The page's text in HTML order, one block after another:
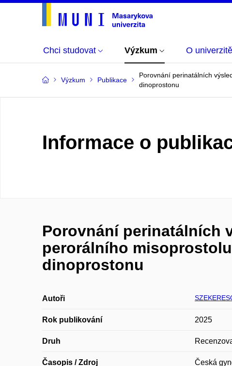
Chci studovat Výzkum O univerzitě
Výzkum Publikace
Porovnání perinatálních
dinoprostonu
Informace o
Porovnání perinatálních
perorálního
dinoprostonu
Autoři
Rok publikování 2025
Druh
Časopis / Zdroj Česká